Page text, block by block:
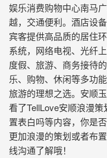
娱乐消费购物中心南马
越，交通便利。酒店设
宾客提供高品质的居住
系统，网络电视、光纤
度假、旅游、商务接待
乐、购物、休闲等多功
旅游的理想之选。安顺
看了TellLove安顺浪漫
置表白吗等内容，你是
更加浪漫的策划或者布
线沟通了解哦！